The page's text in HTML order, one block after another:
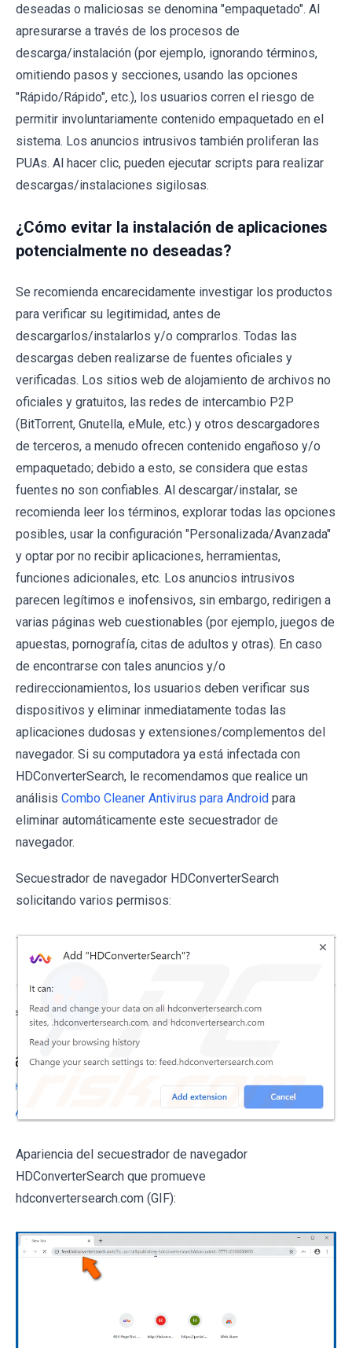
deseadas o maliciosas se denomina "empaquetado". Al
apresurarse a través de los procesos de
descarga/instalación (por ejemplo, ignorando términos,
omitiendo pasos y secciones, usando las opciones
"Rápido/Rápido", etc.), los usuarios corren el riesgo de
permitir involuntariamente contenido empaquetado en el
sistema. Los anuncios intrusivos también proliferan las
PUAs. Al hacer clic, pueden ejecutar scripts para realizar
descargas/instalaciones sigilosas.
¿Cómo evitar la instalación de aplicaciones
potencialmente no deseadas?
Se recomienda encarecidamente investigar los productos
para verificar su legitimidad, antes de
descargarlos/instalarlos y/o comprarlos. Todas las
descargas deben realizarse de fuentes oficiales y
verificadas. Los sitios web de alojamiento de archivos no
oficiales y gratuitos, las redes de intercambio P2P
(BitTorrent, Gnutella, eMule, etc.) y otros descargadores
de terceros, a menudo ofrecen contenido engañoso y/o
empaquetado; debido a esto, se considera que estas
fuentes no son confiables. Al descargar/instalar, se
recomienda leer los términos, explorar todas las opciones
posibles, usar la configuración "Personalizada/Avanzada"
y optar por no recibir aplicaciones, herramientas,
funciones adicionales, etc. Los anuncios intrusivos
parecen legítimos e inofensivos, sin embargo, redirigen a
varias páginas web cuestionables (por ejemplo, juegos de
apuestas, pornografía, citas de adultos y otras). En caso
de encontrarse con tales anuncios y/o
redireccionamientos, los usuarios deben verificar sus
dispositivos y eliminar inmediatamente todas las
aplicaciones dudosas y extensiones/complementos del
navegador. Si su computadora ya está infectada con
HDConverterSearch, le recomendamos que realice un
análisis Combo Cleaner Antivirus para Android para
eliminar automáticamente este secuestrador de
navegador.
Secuestrador de navegador HDConverterSearch
solicitando varios permisos:
Apariencia del secuestrador de navegador
HDConverterSearch que promueve
hdconvertersearch.com (GIF):